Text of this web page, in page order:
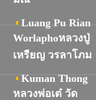
Luang Pu Rian
Worlaphoหลวงปู่
เหรียญ วรลาโภม
Kuman Thong
หลวงพ่อเต๋ วัด